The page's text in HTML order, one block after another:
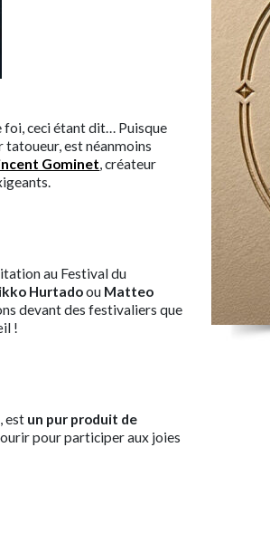
foi, ceci étant dit… Puisque
tatoueur, est néanmoins
Gominet, créateur
au Festival du
Hurtadoou Matteo
devant des festivaliers que
!
est un pur produit de
pour participer aux joies